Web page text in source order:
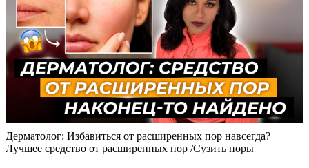
Дерматолог: Избавиться от расширенных пор навсегда?
Лучшее средство от расширенных пор /Сузить поры